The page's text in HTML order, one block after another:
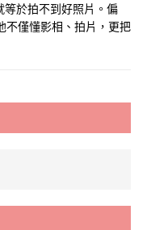
等於拍不到好照片。偏
不僅懂影相、拍片，更把